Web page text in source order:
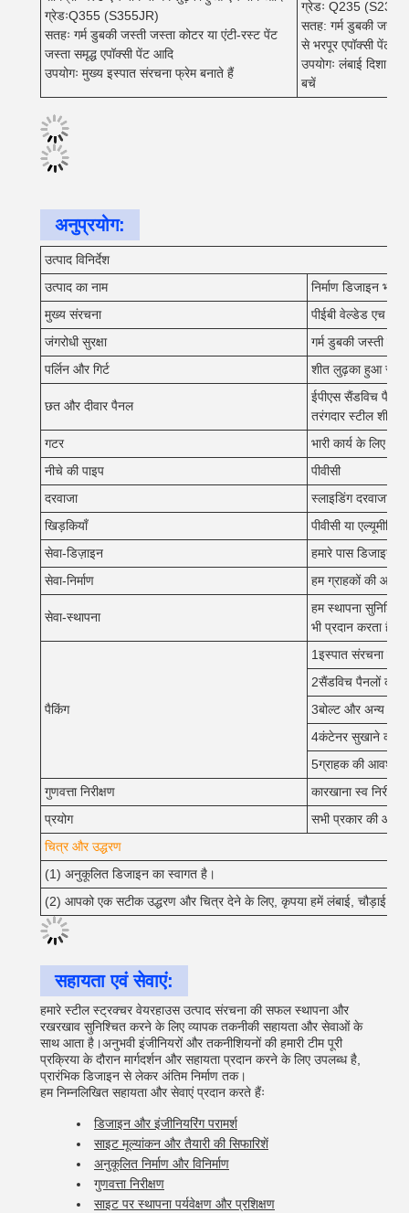
ग्रेडःQ355 (S355JR)
सतहः गर्म डुबकी जस्ती जस्ता कोटर या एंटी-रस्ट पेंट
जस्ता समृद्ध एपॉक्सी पेंट आदि
उपयोगः मुख्य इस्पात संरचना फ्रेम बनाते हैं
ग्रेडः Q235
सतह: गर्म डुबकी जस्ती
से भरपूर एपॉक्सी पेंट
उपयोगः लंबाई दिशा में
बचें
अनुप्रयोग:
उत्पाद विनिर्देश
उत्पाद का नाम
निर्माण डिजाइन भवन
मुख्य संरचना
पीईबी वेल्डेड एच
जंगरोधी सुरक्षा
गर्म डुबकी जस्ती या
पर्लिन और गिर्ट
शीत लुढ़का हुआ सी
छत और दीवार पैनल
ईपीएस सैंडविच पैनल
तरंगदार स्टील शीट
गटर
भारी कार्य के लिए
नीचे की पाइप
पीवीसी
दरवाजा
स्लाइडिंग दरवाजा या
खिड़कियाँ
पीवीसी या
सेवा-डिज़ाइन
हमारे पास डिजाइन
सेवा-निर्माण
हम ग्राहकों की
सेवा-स्थापना
हम स्थापना
भी प्रदान करता है।
पैकिंग
1इस्पात संरचना के
2सैंडविच पैनलों को
3बोल्ट और अन्य
4कंटेनर सुखाने का
5ग्राहक की
गुणवत्ता निरीक्षण
कारखाना स्व
प्रयोग
सभी प्रकार की
चित्र और उद्धरण
(1) अनुकूलित डिजाइन का स्वागत है।
(2) आपको एक सटीक उद्धरण और चित्र देने के लिए, कृपया हमें लंबाई, चौड़ाई,
सहायता एवं सेवाएं:
हमारे स्टील स्ट्रक्चर वेयरहाउस उत्पाद संरचना की सफल स्थापना और
रखरखाव सुनिश्चित करने के लिए व्यापक तकनीकी सहायता और सेवाओं के
साथ आता है।अनुभवी इंजीनियरों और तकनीशियनों की हमारी टीम पूरी
प्रक्रिया के दौरान मार्गदर्शन और सहायता प्रदान करने के लिए उपलब्ध है,
प्रारंभिक डिजाइन से लेकर अंतिम निर्माण तक।
हम निम्नलिखित सहायता और सेवाएं प्रदान करते हैंः
डिजाइन और इंजीनियरिंग परामर्श
साइट मूल्यांकन और तैयारी की सिफारिशें
अनुकूलित निर्माण और विनिर्माण
गुणवत्ता निरीक्षण
साइट पर स्थापना पर्यवेक्षण और प्रशिक्षण